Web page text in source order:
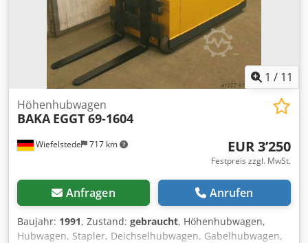
1 / 11
Wiefelstede 717 km
Höhenhubwagen
BAKA EGGT 69-1604
EUR 3’250
Festpreis zzgl. MwSt.
Anfragen Anrufen
Baujahr: 1991, Zustand: gebraucht, Höhenhubwagen,
Hubwagen, Stapler, Deichselhubwagen, Gabelhubwagen,